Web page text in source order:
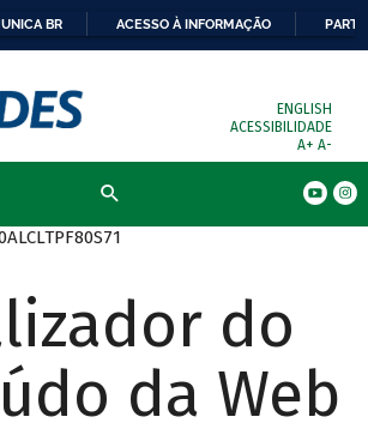
BR ACESSO À INFORMAÇÃO
ENGLISH
ACESSIBILIDADE
A+ A-
do
da Web